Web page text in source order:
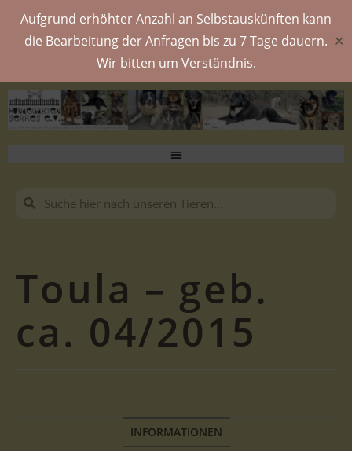
Aufgrund erhöhter Anzahl an Selbstauskünften kann
die Bearbeitung der Anfragen bis zu 7 Tage dauern.
Wir bitten um Verständnis.
✕
Toula – geb.
ca. 04/2015
INFORMATIONEN